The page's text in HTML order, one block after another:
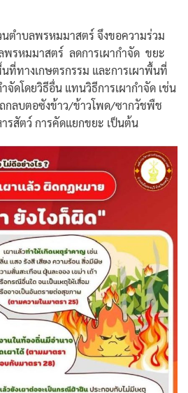
นตำบลพรหมมาสตร์ จึงขอความร่วม
รหมมาสตร์ ลดการเผากำจัด ขยะ
ที่ทางเกษตรกรรม และการเผาพื้นที่
จัดโดยวิธีอื่น แทนวิธีการเผากำจัด เช่น
ถกลบตอซังข้าว/ข้าวโพด/ซากวัชพืช
รสัตว์ การคัดแยกขยะ เป็นต้น